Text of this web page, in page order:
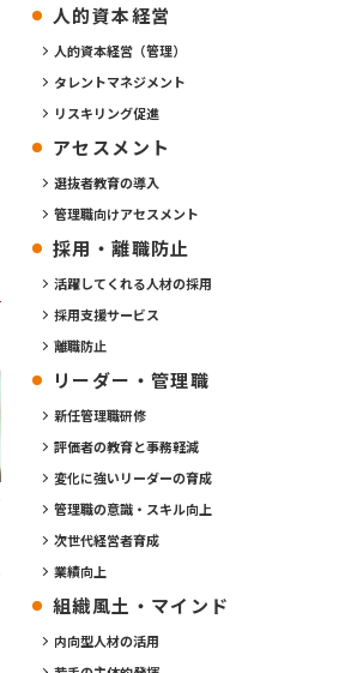
人的資本経営
人的資本経営（管理）
タレントマネジメント
リスキリング促進
アセスメント
選抜者教育の導入
管理職向けアセスメント
採用・離職防止
活躍してくれる人材の採用
採用支援サービス
離職防止
リーダー・管理職
新任管理職研修
評価者の教育と事務軽減
変化に強いリーダーの育成
管理職の意識・スキル向上
次世代経営者育成
業績向上
組織風土・マインド
内向型人材の活用